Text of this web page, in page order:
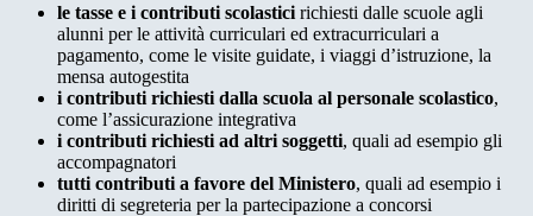
le tasse e i contributi scolastici richiesti dalle scuole agli
alunni per le attività curriculari ed extracurriculari a
pagamento, come le visite guidate, i viaggi d’istruzione, la
mensa autogestita
i contributi richiesti dalla scuola al personale scolastico,
come l’assicurazione integrativa
i contributi richiesti ad altri soggetti, quali ad esempio gli
accompagnatori
tutti contributi a favore del Ministero, quali ad esempio i
diritti di segreteria per la partecipazione a concorsi